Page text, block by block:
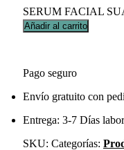
SERUM FACIAL
Añadir al carrito
Pago seguro
Envío gratuito con
Entrega: 3-7 Días
SKU: Categorías: